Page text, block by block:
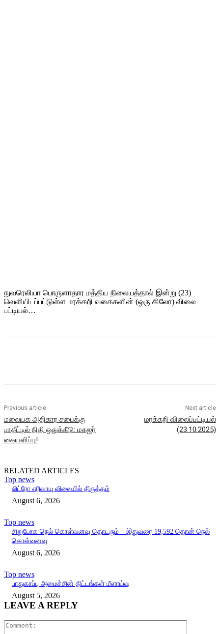
நுவரெலியா பொருளாதார மத்திய நிலையத்தால் இன்று (23)
வெளியிடப்பட்டுள்ள மரக்கறி வகைகளின் (ஒரு கிலோ) விலை
பட்டியல்…
Previous article
மலையக அதிகார சபைக்கு
பாதீட்டில் நிதி ஒதுக்கீடு: மகஜர்
கையளிப்பு!
Next article
மரக்கறி விலைப்பட்டியல்
(23.10.2025)
RELATED ARTICLES
Top news
லிட்ரோ எரிவாயு விலையில் திருத்தம்
August 6, 2026
Top news
சிறுபோக நெல் கொள்வனவு தொடரும் – இதுவரை 19,592 தொன் நெல்
கொள்வனவு
August 6, 2026
Top news
பாதுகாப்பு அமைச்சின் திட்டங்கள் மீளாய்வு
August 5, 2026
LEAVE A REPLY